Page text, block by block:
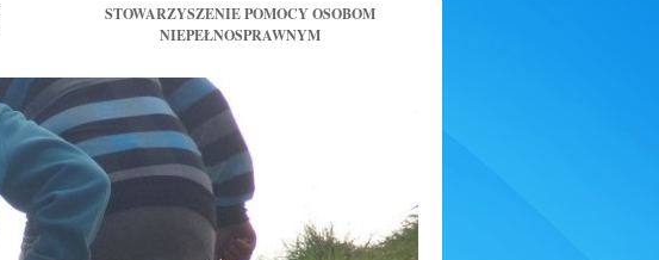
STOWARZYSZENIE POMOCY OSOBOM
NIEPEŁNOSPRAWNYM